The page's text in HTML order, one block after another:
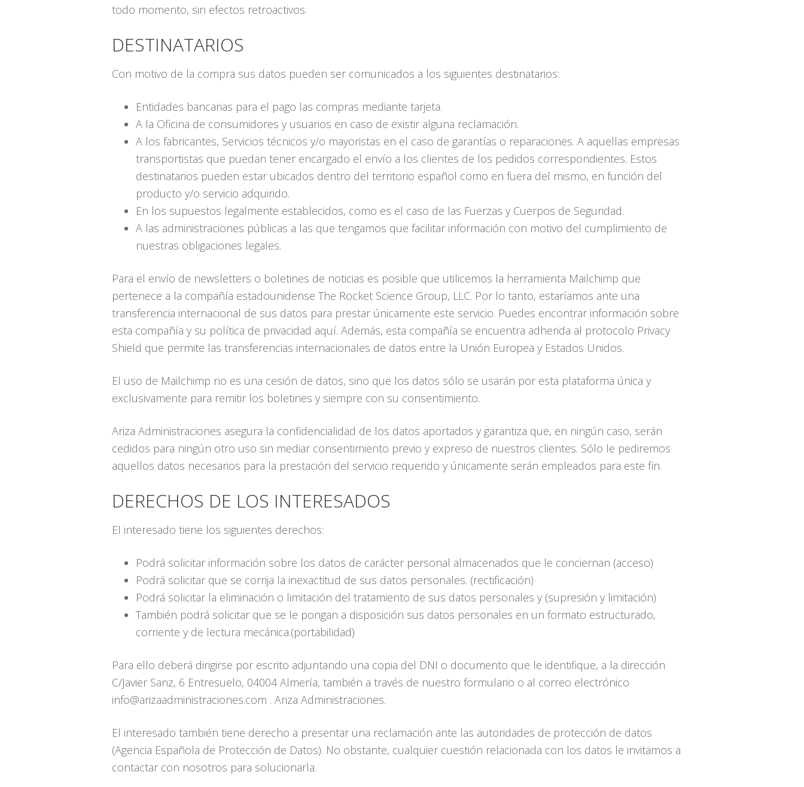
todo momento, sin efectos retroactivos.
DESTINATARIOS
Con motivo de la compra sus datos pueden ser comunicados a los siguientes destinatarios:
Entidades bancarias para el pago las compras mediante tarjeta.
A la Oficina de consumidores y usuarios en caso de existir alguna reclamación.
A los fabricantes, Servicios técnicos y/o mayoristas en el caso de garantías o reparaciones. A aquellas empresas
transportistas que puedan tener encargado el envío a los clientes de los pedidos correspondientes. Estos
destinatarios pueden estar ubicados dentro del territorio español como en fuera del mismo, en función del
producto y/o servicio adquirido.
En los supuestos legalmente establecidos, como es el caso de las Fuerzas y Cuerpos de Seguridad.
A las administraciones públicas a las que tengamos que facilitar información con motivo del cumplimiento de
nuestras obligaciones legales.
Para el envío de newsletters o boletines de noticias es posible que utilicemos la herramienta Mailchimp que
pertenece a la compañía estadounidense The Rocket Science Group, LLC. Por lo tanto, estaríamos ante una
transferencia internacional de sus datos para prestar únicamente este servicio. Puedes encontrar información sobre
esta compañía y su política de privacidad aquí. Además, esta compañía se encuentra adherida al protocolo Privacy
Shield que permite las transferencias internacionales de datos entre la Unión Europea y Estados Unidos.
El uso de Mailchimp no es una cesión de datos, sino que los datos sólo se usarán por esta plataforma única y
exclusivamente para remitir los boletines y siempre con su consentimiento.
Ariza Administraciones asegura la confidencialidad de los datos aportados y garantiza que, en ningún caso, serán
cedidos para ningún otro uso sin mediar consentimiento previo y expreso de nuestros clientes. Sólo le pediremos
aquellos datos necesarios para la prestación del servicio requerido y únicamente serán empleados para este fin.
DERECHOS DE LOS INTERESADOS
El interesado tiene los siguientes derechos:
Podrá solicitar información sobre los datos de carácter personal almacenados que le conciernan (acceso)
Podrá solicitar que se corrija la inexactitud de sus datos personales. (rectificación)
Podrá solicitar la eliminación o limitación del tratamiento de sus datos personales y (supresión y limitación)
También podrá solicitar que se le pongan a disposición sus datos personales en un formato estructurado,
corriente y de lectura mecánica.(portabilidad)
Para ello deberá dirigirse por escrito adjuntando una copia del DNI o documento que le identifique, a la dirección
C/Javier Sanz, 6 Entresuelo, 04004 Almería, también a través de nuestro formulario o al correo electrónico
info@arizaadministraciones.com . Ariza Administraciones.
El interesado también tiene derecho a presentar una reclamación ante las autoridades de protección de datos
(Agencia Española de Protección de Datos). No obstante, cualquier cuestión relacionada con los datos le invitamos a
contactar con nosotros para solucionarla.